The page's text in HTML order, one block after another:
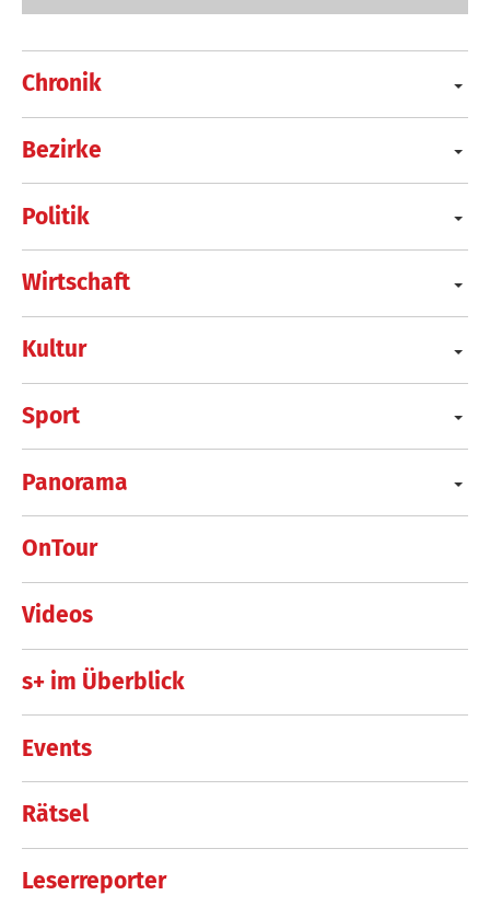
Chronik
Bezirke
Politik
Wirtschaft
Kultur
Sport
Panorama
OnTour
Videos
s+ im Überblick
Events
Rätsel
Leserreporter